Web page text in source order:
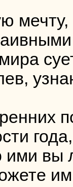
мечту,
года,
ими